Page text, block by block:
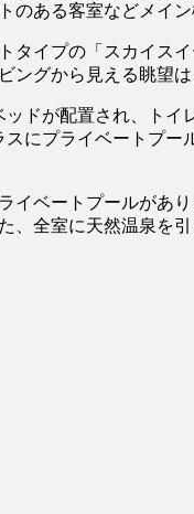
のある客室などメイ
タイプの「スカイス
ングから見える眺望
ドが配置され、トイ
にプライベートプ
イベートプールがあり
、全室に天然温泉を